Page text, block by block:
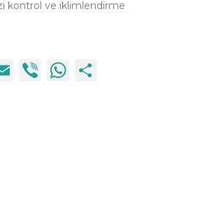
kontrol ve iklimlendirme
EmailViberWhatsApp